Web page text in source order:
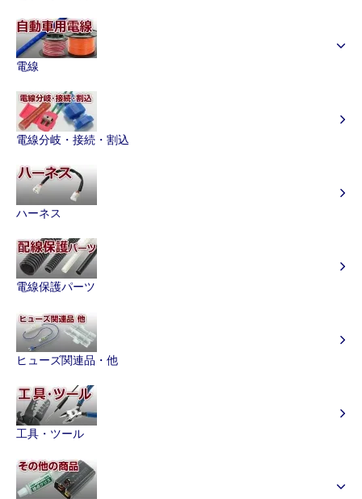
電線
電線分岐・接続・割込
ハーネス
電線保護パーツ
ヒューズ関連品・他
工具・ツール